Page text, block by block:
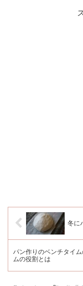
冬に
パン作りのベンチタイ
ムの役割とは